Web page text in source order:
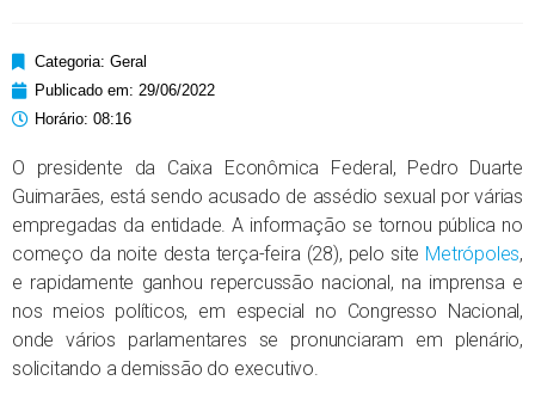
Categoria: Geral
Publicado em: 29/06/2022
Horário: 08:16
O presidente da Caixa Econômica Federal, Pedro Duarte
Guimarães, está sendo acusado de assédio sexual por várias
empregadas da entidade. A informação se tornou pública no
começo da noite desta terça-feira (28), pelo site Metrópoles,
e rapidamente ganhou repercussão nacional, na imprensa e
nos meios políticos, em especial no Congresso Nacional,
onde vários parlamentares se pronunciaram em plenário,
solicitando a demissão do executivo.